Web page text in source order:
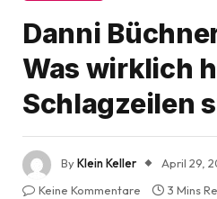
Danni
Was wirklich
Schlagzeilen
ByKlein Keller
April 29,
Keine Kommentare
3 Mins